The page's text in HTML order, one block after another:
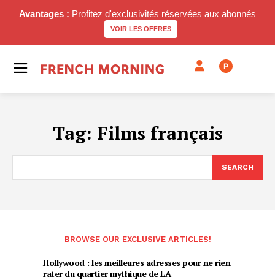
Avantages : Profitez d'exclusivités réservées aux abonnés
VOIR LES OFFRES
P
Tag: Films français
SEARCH
BROWSE OUR EXCLUSIVE ARTICLES!
Hollywood : les meilleures adresses pour ne rien
rater du quartier mythique de LA